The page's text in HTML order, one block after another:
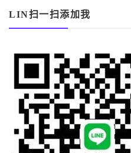
LIN扫一扫添加我